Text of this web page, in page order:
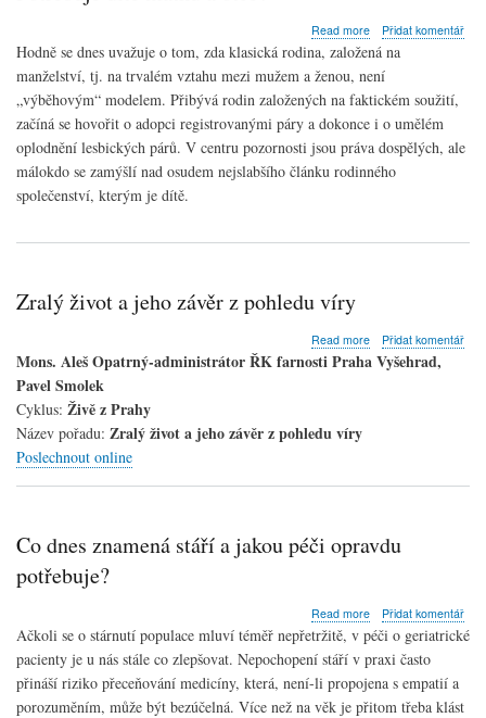
Read moreabout
Potřebuje
matku
a
otce?
Přidat komentář
Hodně se dnes uvažuje o tom, zda klasická rodina, založená na
manželství, tj. na trvalém vztahu mezi mužem a ženou, není
„výběhovým“ modelem. Přibývá rodin založených na faktickém soužití,
začíná se hovořit o adopci registrovanými páry a dokonce i o umělém
oplodnění lesbických párů. V centru pozornosti jsou práva dospělých, ale
málokdo se zamýšlí nad osudem nejslabšího článku rodinného
společenství, kterým je dítě.
Zralý život a jeho závěr z pohledu víry
Read moreabout
Zralý
život
víry
Přidat komentář
Mons. Aleš Opatrný-administrátor ŘK farnosti Praha Vyšehrad,
Pavel Smolek
Cyklus: Živě z Prahy
Název pořadu: Zralý život a jeho závěr z pohledu víry
Poslechnout online
Co dnes znamená stáří a jakou péči opravdu
potřebuje?
Read moreabout
Co
znamená
stáří
a
Přidat komentář
Ačkoli se o stárnutí populace mluví téměř nepřetržitě, v péči o geriatrické
pacienty je u nás stále co zlepšovat. Nepochopení stáří v praxi často
přináší riziko přeceňování medicíny, která, není-li propojena s empatií a
porozuměním, může být bezúčelná. Více než na věk je přitom třeba klást